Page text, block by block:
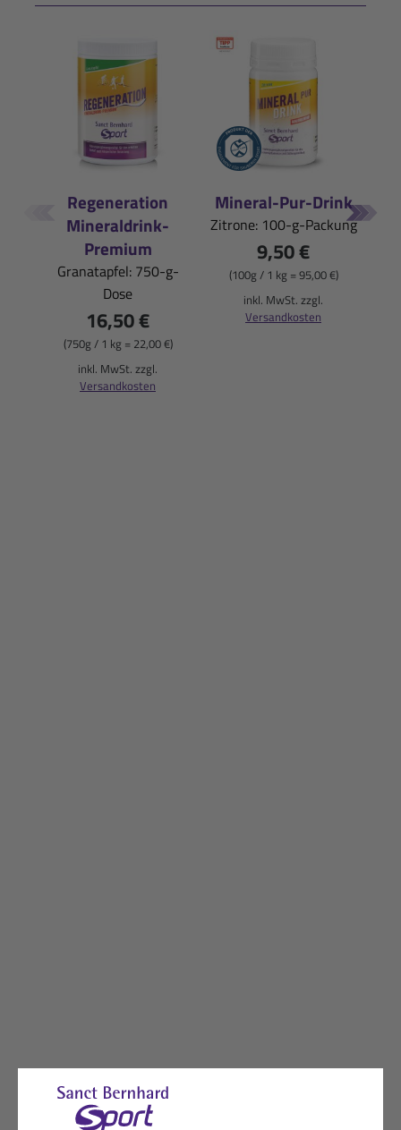
Regeneration
Mineraldrink-
Premium
Granatapfel: 750-g-
Dose
16,50 €
(750g / 1 kg = 22,00 €)
inkl. MwSt. zzgl.
Versandkosten
Mineral-Pur-Drink
Zitrone: 100-g-Packung
9,50 €
(100g / 1 kg = 95,00 €)
inkl. MwSt. zzgl.
Versandkosten